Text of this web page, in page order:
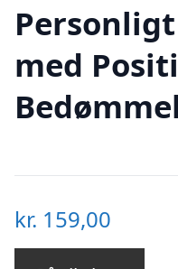
med
kr. 159,00